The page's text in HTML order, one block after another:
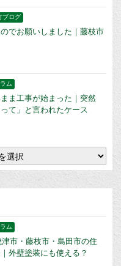
ブログ
でお願いしました｜藤枝市
ム
ま工事が始まった｜突然
って」と言われたケース
ム
津市・藤枝市・島田市の住
外壁塗装にも使える？